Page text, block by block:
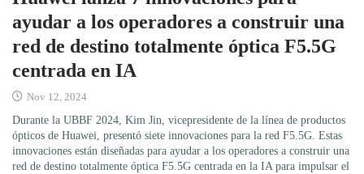
ayudar a los operadores a construir una
red de destino totalmente óptica F5.5G
centrada en IA
Nov 12, 2024
Durante la UBBF 2024, Kim Jin, vicepresidente de la línea de productos
ópticos de Huawei, presentó siete innovaciones para la red F5.5G. Estas
innovaciones están diseñadas para ayudar a los operadores a construir una
red de destino totalmente óptica F5.5G centrada en la IA para impulsar el